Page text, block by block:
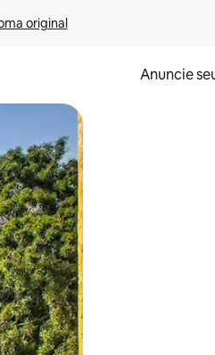
original
Anuncie